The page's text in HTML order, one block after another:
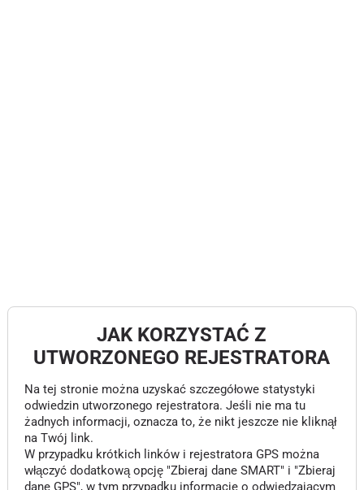
JAK KORZYSTAĆ Z
UTWORZONEGO REJESTRATORA
Na tej stronie można uzyskać szczegółowe statystyki
odwiedzin utworzonego rejestratora. Jeśli nie ma tu
żadnych informacji, oznacza to, że nikt jeszcze nie kliknął
na Twój link.
W przypadku krótkich linków i rejestratora GPS można
włączyć dodatkową opcję "Zbieraj dane SMART" i "Zbieraj
dane GPS", w tym przypadku informacje o odwiedzającym